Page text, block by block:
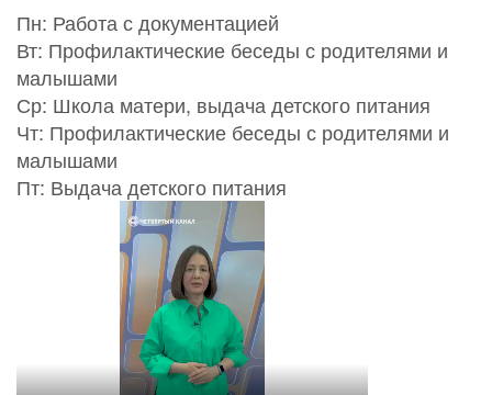
Пн: Работа с документацией
Вт: Профилактические беседы с родителями и
малышами
Ср: Школа матери, выдача детского питания
Чт: Профилактические беседы с родителями и
малышами
Пт: Выдача детского питания